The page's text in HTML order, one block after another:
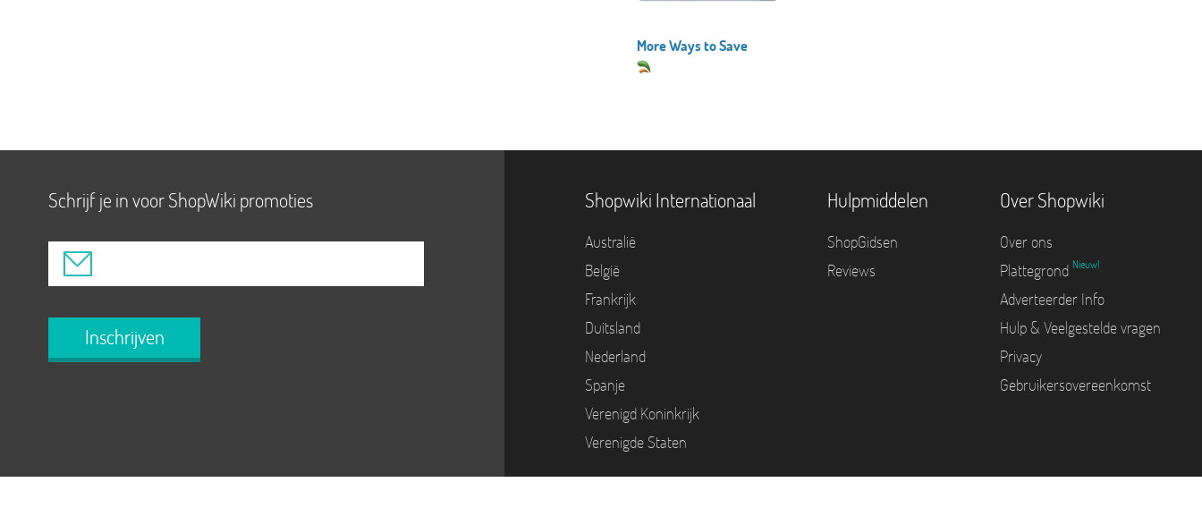
More Ways to Save
Schrijf je in voor ShopWiki promoties
Inschrijven
Shopwiki Internationaal
Australië
België
Frankrijk
Duitsland
Nederland
Spanje
Verenigd Koninkrijk
Verenigde Staten
Hulpmiddelen
ShopGidsen
Reviews
Over Shopwiki
Over ons
Plattegrond Nieuw!
Adverteerder Info
Hulp & Veelgestelde vragen
Privacy
Gebruikersovereenkomst